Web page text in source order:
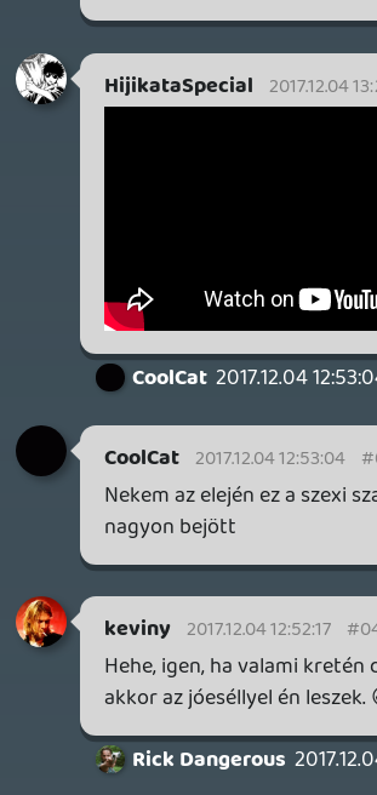
Stinger
Úgy-úgy, csak ez a vidi már a felvétel után
beszélőkémet. 🙂
Amúgy ne tudjátok meg, micsoda
fagyásokat szoktam produkálni a felvétel
zokog a receptért. Hálát is adok minden
felvétel után a non-linear utómunka
lehetőségéért. 🙂 Ez van, általában mire
odajutunk, hogy "csapó", már öreg este
van, fáradtak vagyunk, na. 🙂
Project1083 2017.12.04 01:52:29
☠️ cgi 2017.12.04 09:10:09 #045k0
És még van ez is: